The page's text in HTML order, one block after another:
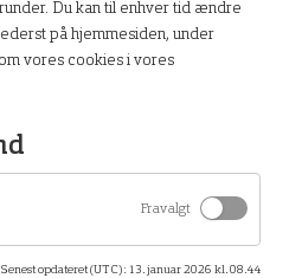
hos:
Du kan til enhver tid ændre
på hjemmesiden, under
vores cookies i vores
Fravalgt
Senest opdateret (UTC):13. januar 2026 kl. 08.44